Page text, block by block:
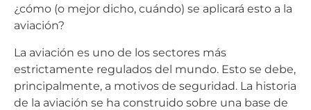
¿cómo (o mejor dicho, cuándo) se aplicará esto a la
aviación?
La aviación es uno de los sectores más
estrictamente regulados del mundo. Esto se debe,
principalmente, a motivos de seguridad. La historia
de la aviación se ha construido sobre una base de